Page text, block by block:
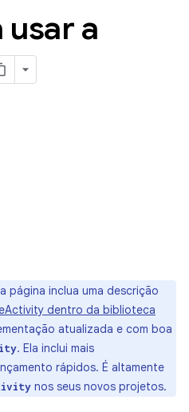
usar a
página inclua uma descrição
dentro da biblioteca
atualizada e com boa
. Ela inclui mais
rápidos. É altamente
nos seus novos projetos.